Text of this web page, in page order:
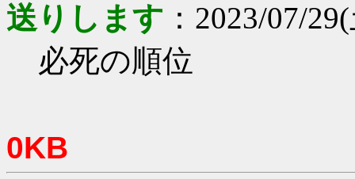
送りします ：2023/07/
必死の順位
0KB